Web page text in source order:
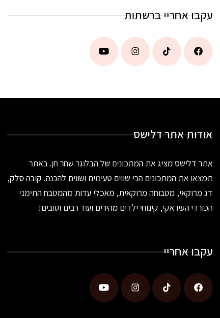
עקבו אחריי ברשתות
אודות אתר דלישס
אתר דלישס מציג את המתכונים של הבלוגר שחר חן. באתר
תמצאו את המתכונים הכי שווים טעימים ושווים להכנה. קובה סלק,
דג מרוקאי, מטבוחה מרוקאית, מאכלי עדות מהמטבח התימני
הכורדי העיראקי, קינוחי ילדים מהירים ועוד רבים וטובים!
עקבו אחריי